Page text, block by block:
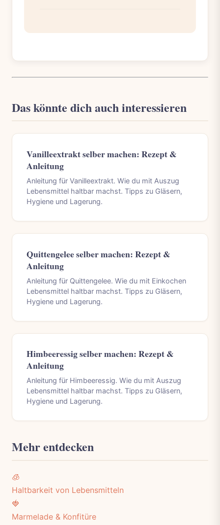
Das könnte dich auch interessieren
Vanilleextrakt selber machen: Rezept &
Anleitung
Anleitung für Vanilleextrakt. Wie du mit Auszug
Lebensmittel haltbar machst. Tipps zu Gläsern,
Hygiene und Lagerung.
Quittengelee selber machen: Rezept &
Anleitung
Anleitung für Quittengelee. Wie du mit Einkochen
Lebensmittel haltbar machst. Tipps zu Gläsern,
Hygiene und Lagerung.
Himbeeressig selber machen: Rezept &
Anleitung
Anleitung für Himbeeressig. Wie du mit Auszug
Lebensmittel haltbar machst. Tipps zu Gläsern,
Hygiene und Lagerung.
Mehr entdecken
🧊
Haltbarkeit von Lebensmitteln
🍓
Marmelade & Konfitüre